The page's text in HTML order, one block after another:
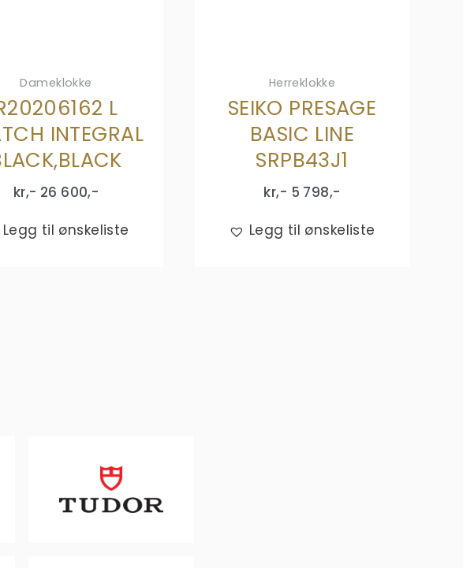
Dameklokke
L
INTEGRAL
kr,- 26 600,-
Legg til ønskeliste
Herreklokke
SEIKO PRESAGE
BASIC LINE
SRPB43J1
kr,- 5 798,-
Legg til ønskeliste